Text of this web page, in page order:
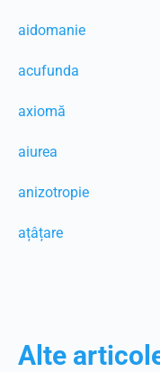
aidomanie
acufunda
axiomă
aiurea
anizotropie
ațâțare
Alte